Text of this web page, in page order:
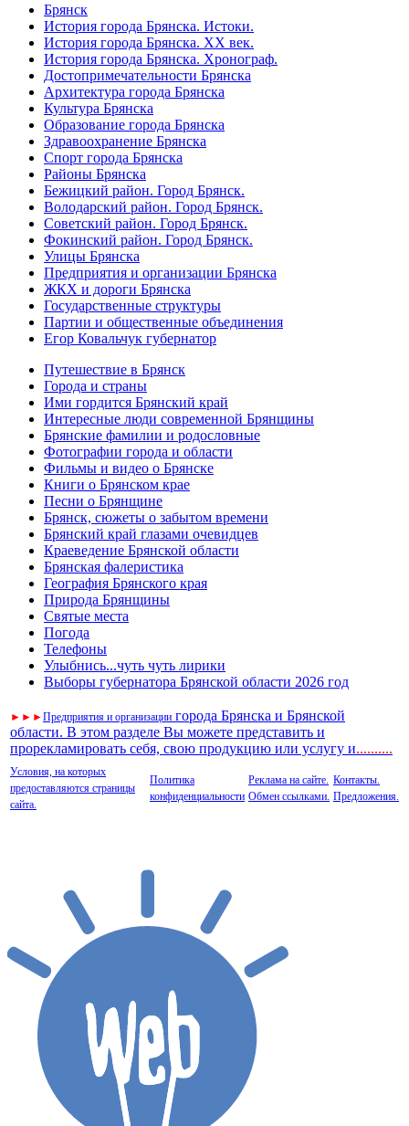
Брянск
История города Брянска. Истоки.
История города Брянска. XX век.
История города Брянска. Хронограф.
Достопримечательности Брянска
Архитектура города Брянска
Культура Брянска
Образование города Брянска
Здравоохранение Брянска
Спорт города Брянска
Районы Брянска
Бежицкий район. Город Брянск.
Володарский район. Город Брянск.
Советский район. Город Брянск.
Фокинский район. Город Брянск.
Улицы Брянска
Предприятия и организации Брянска
ЖКХ и дороги Брянска
Государственные структуры
Партии и общественные объединения
Егор Ковальчук губернатор
Путешествие в Брянск
Города и страны
Ими гордится Брянский край
Интересные люди современной Брянщины
Брянские фамилии и родословные
Фотографии города и области
Фильмы и видео о Брянске
Книги о Брянском крае
Песни о Брянщине
Брянск, сюжеты о забытом времени
Брянский край глазами очевидцев
Краеведение Брянской области
Брянская фалеристика
География Брянского края
Природа Брянщины
Святые места
Погода
Телефоны
Улыбнись...чуть чуть лирики
Выборы губернатора Брянской области 2026 год
► ► ►Предприятия и организации города Брянска и Брянской
области. В этом разделе Вы можете представить и
прорекламировать себя, свою продукцию или услугу и..........
Условия, на которых
предоставляются страницы
сайта.
Политика
конфиденциальности
Реклама на сайте.
Обмен ссылками.
Контакты.
Предложения.